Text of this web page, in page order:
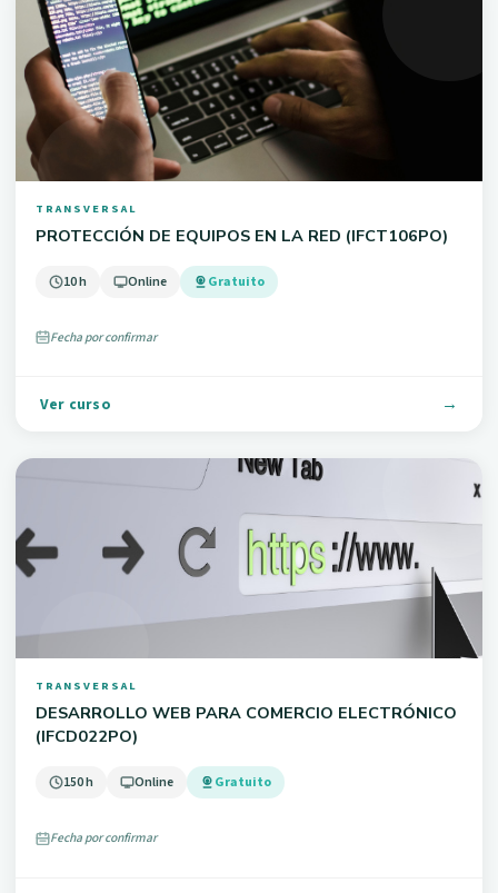
TRANSVERSAL
PROTECCIÓN DE EQUIPOS EN LA RED (IFCT106PO)
10 h Online Gratuito
Fecha por confirmar
Ver curso
TRANSVERSAL
DESARROLLO WEB PARA COMERCIO ELECTRÓNICO
(IFCD022PO)
150 h Online Gratuito
Fecha por confirmar